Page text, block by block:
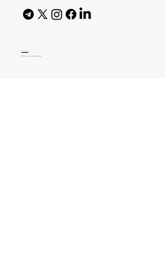
AI Policy
© 2026 High Bar Journal